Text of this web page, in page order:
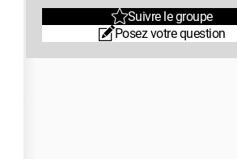
Suivre le groupe
Posez votre question